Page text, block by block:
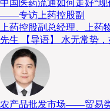
中国医药流通如何走好“现
——专访上药控股副
上药控股副总经理、上药
先生 【导语】 水无常势
农产品批发市场——贸易